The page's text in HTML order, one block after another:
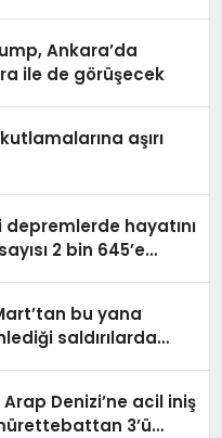
Ankara’da
ile de görüşecek
kutlamalarına aşırı
depremlerde hayatını
2 bin 645’e
bu yana
saldırılarda
Denizi’ne acil iniş
3’ü